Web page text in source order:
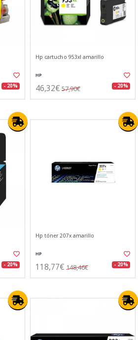
- 20%
Hp cartucho 953xl amarillo
HP
46,32€ 57,90€ - 20%
- 20%
Hp tóner 207x amarillo
HP
118,77€ 148,46€ - 20%